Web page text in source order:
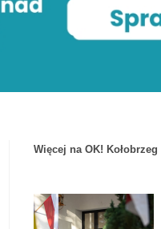
Więcej na OK! Kołobrzeg